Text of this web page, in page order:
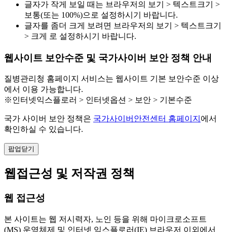
글자가 작게 보일 때는 브라우저의 보기 > 텍스트크기 >
보통(또는 100%)으로 설정하시기 바랍니다.
글자를 좀더 크게 보려면 브라우저의 보기 > 텍스트크기
> 크게 로 설정하시기 바랍니다.
웹사이트 보안수준 및 국가사이버 보안 정책 안내
질병관리청 홈페이지 서비스는 웹사이트 기본 보안수준 이상
에서 이용 가능합니다.
※인터넷익스플로러 > 인터넷옵션 > 보안 > 기본수준
국가 사이버 보안 정책은 국가사이버안전센터 홈페이지 에서
확인하실 수 있습니다.
팝업닫기
웹접근성 및 저작권 정책
웹 접근성
본 사이트는 웹 저시력자, 노인 등을 위해 마이크로소프트
(MS) 운영체제 및 인터넷 익스플로러(IE) 브라우저 이외에서